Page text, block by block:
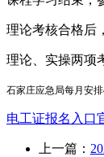
理论考核合格后
理论、实操两项
石家庄应急局每月安
电工证报名入口
上一篇：